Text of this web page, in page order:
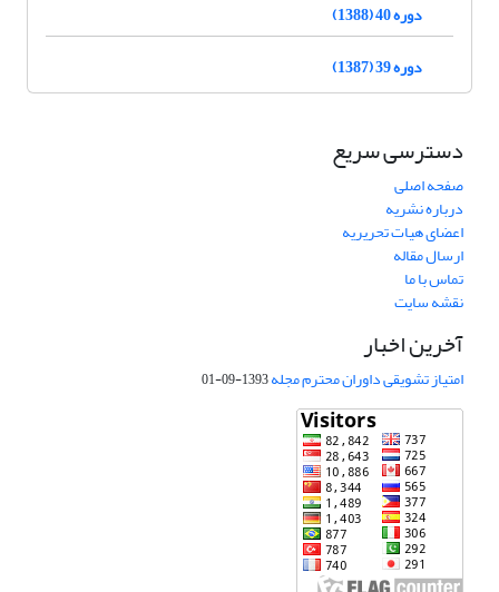
دوره 40 (1388)
دوره 39 (1387)
دسترسی سریع
صفحه اصلی
درباره نشریه
اعضای هیات تحریریه
ارسال مقاله
تماس با ما
نقشه سایت
آخرین اخبار
امتیاز تشویقی داوران محترم مجله1393-09-01